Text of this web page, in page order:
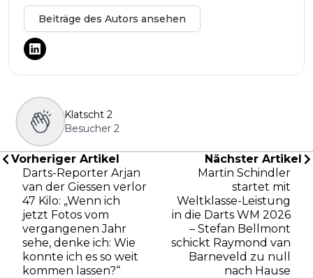
Beiträge des Autors ansehen
Klatscht 2
Besucher 2
Vorheriger Artikel
Darts-Reporter Arjan
van der Giessen verlor
47 Kilo: „Wenn ich
jetzt Fotos vom
vergangenen Jahr
sehe, denke ich: Wie
konnte ich es so weit
kommen lassen?“
Nächster Artikel
Martin Schindler
startet mit
Weltklasse-Leistung
in die Darts WM 2026
– Stefan Bellmont
schickt Raymond van
Barneveld zu null
nach Hause